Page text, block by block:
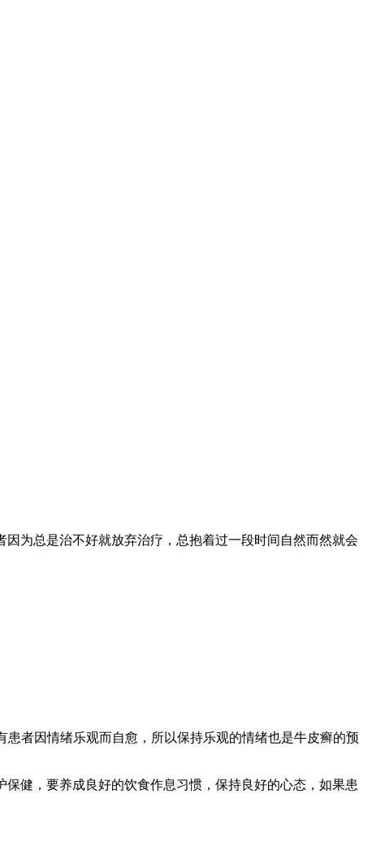
为总是治不好就放弃治疗，总抱着过一段时间自然而然就会
者因情绪乐观而自愈，所以保持乐观的情绪也是牛皮癣的预
健，要养成良好的饮食作息习惯，保持良好的心态，如果患